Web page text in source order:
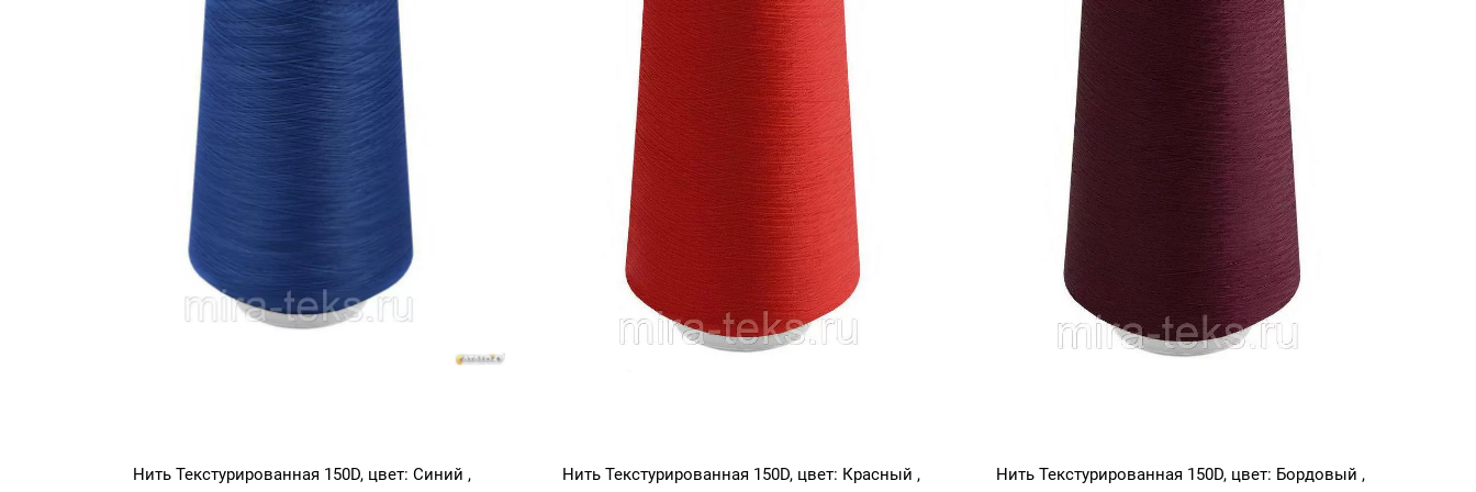
Нить Текстурированная 150D, цвет: Синий ,
Нить Текстурированная 150D, цвет: Красный ,
Нить Текстурированная 150D, цвет: Бордовый ,